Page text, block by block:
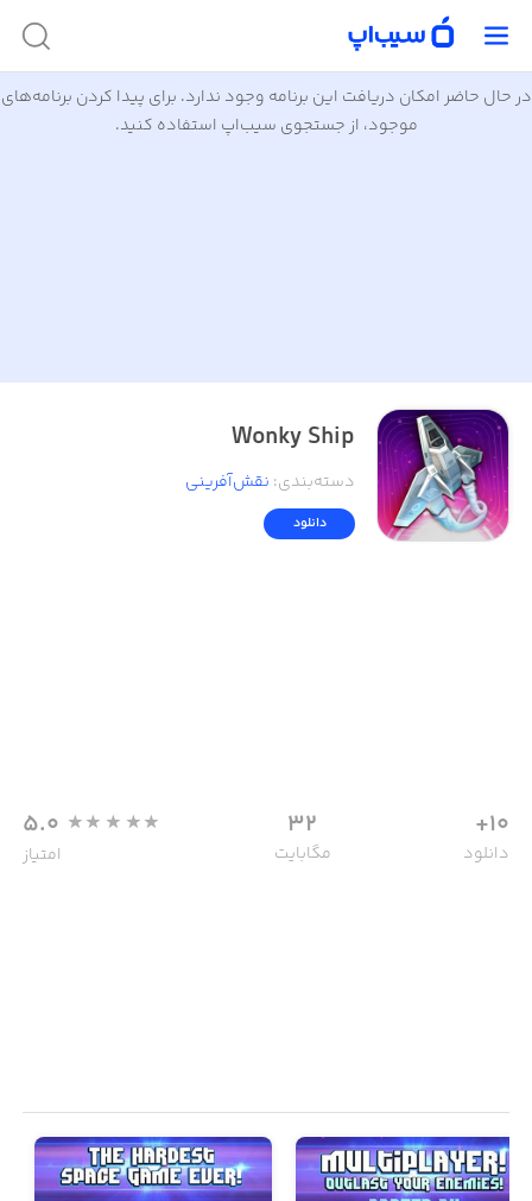
در حال حاضر امکان دریافت این برنامه وجود ندارد. برای پیدا کردن برنامه‌های
موجود، از جستجوی سیب‌اپ استفاده کنید.
Wonky Ship
دسته‌بندی: نقش‌آفرینی
دانلود
10+
دانلود
32
مگابایت
5.0
امتیاز